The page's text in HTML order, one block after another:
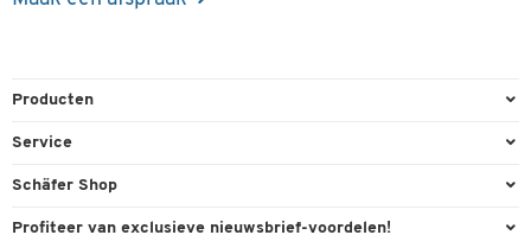
Producten
Kantoorbenodigdheden
Service
Bestelling herroepen
Schäfer Shop
Algemene voorwaarden
Profiteer van exclusieve nieuwsbrief-voordelen!